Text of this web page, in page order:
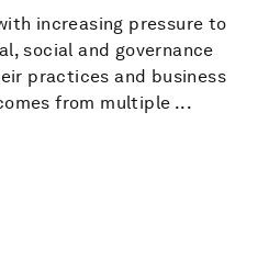
increasing pressure to
social and governance
practices and business
from multiple ...